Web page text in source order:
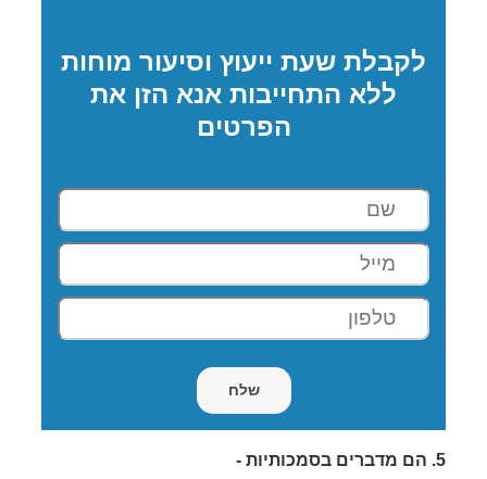
לקבלת שעת ייעוץ וסיעור מוחות
ללא התחייבות אנא הזן את
הפרטים
5. הם מדברים בסמכותיות -